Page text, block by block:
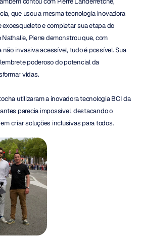
que usou a mesma tecnologia inovadora
exoesqueleto e completar sua etapa do
Pierre demonstrou que, com
invasiva acessível, tudo é possível. Sua
poderoso do potencial da
vidas.
utilizaram a inovadora tecnologia BCI da
parecia impossível, destacando o
criar soluções inclusivas para todos.